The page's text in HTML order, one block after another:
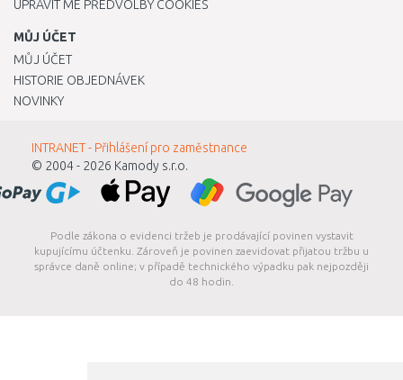
UPRAVIT MÉ PŘEDVOLBY COOKIES
MŮJ ÚČET
MŮJ ÚČET
HISTORIE OBJEDNÁVEK
NOVINKY
INTRANET - Přihlášení pro zaměstnance
© 2004 - 2026 Kamody s.r.o.
Podle zákona o evidenci tržeb je prodávající povinen vystavit
kupujícímu účtenku. Zároveň je povinen zaevidovat přijatou tržbu u
správce daně online; v případě technického výpadku pak nejpozději
do 48 hodin.